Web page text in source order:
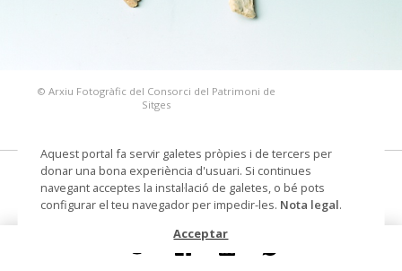
© Arxiu Fotogràfic del Consorci del Patrimoni de
Sitges
collaret
Datació Segles V-III aC
Aquest portal fa servir galetes pròpies i de tercers per
donar una bona experiència d'usuari. Si continues
navegant acceptes la instal·lació de galetes, o bé pots
configurar el teu navegador per impedir-les. Nota legal.
Acceptar